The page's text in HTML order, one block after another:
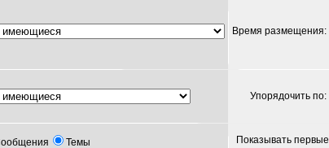
Время размещения:
Упорядочить по:
Темы Показывать первые